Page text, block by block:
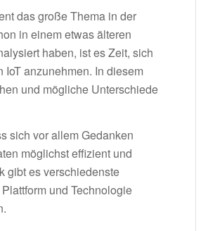
das große Thema in der
in einem etwas älteren
haben, ist es Zeit, sich
anzunehmen. In diesem
und mögliche Unterschiede
sich vor allem Gedanken
möglichst effizient und
gibt es verschiedenste
und Technologie